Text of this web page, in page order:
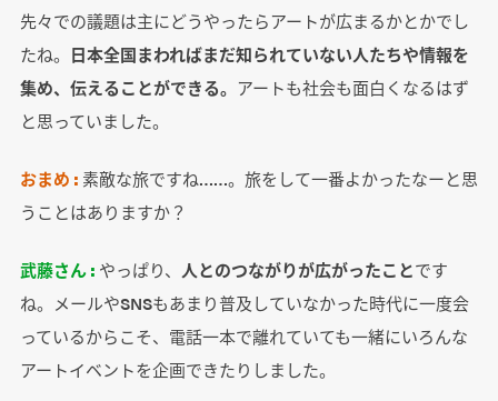
先々での議題は主にどうやったらアートが広まるかとかでし
たね。 日本全国まわればまだ知られていない人たちや情報を
集め、伝えることができる。 アートも社会も面白くなるはず
と思っていました。
おまめ : 素敵な旅ですね……。旅をして一番よかったなーと思
うことはありますか？
武藤さん : やっぱり、 人とのつながりが広がったことです
ね。メールやSNSもあまり普及していなかった時代に一度会
っているからこそ、電話一本で離れていても一緒にいろんな
アートイベントを企画できたりしました。